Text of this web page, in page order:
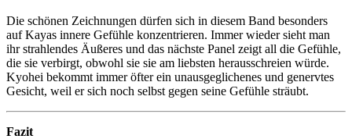
Die schönen Zeichnungen dürfen sich in diesem Band besonders
auf Kayas innere Gefühle konzentrieren. Immer wieder sieht man
ihr strahlendes Äußeres und das nächste Panel zeigt all die Gefühle,
die sie verbirgt, obwohl sie sie am liebsten herausschreien würde.
Kyohei bekommt immer öfter ein unausgeglichenes und genervtes
Gesicht, weil er sich noch selbst gegen seine Gefühle sträubt.
Fazit